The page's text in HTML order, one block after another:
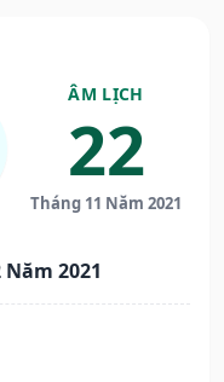
ÂM LỊCH
22
Tháng 11 Năm 2021
2021